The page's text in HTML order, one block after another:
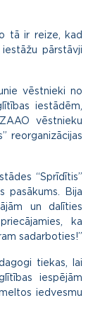
tā ir reize, kad
pārstāvji
vēstnieki no
iestādēm,
vēstnieku
reorganizācijas
“Sprīdītis”
pasākums. Bija
un dalīties
ka
sadarboties!”
tiekas, lai
iespējām
iedvesmu